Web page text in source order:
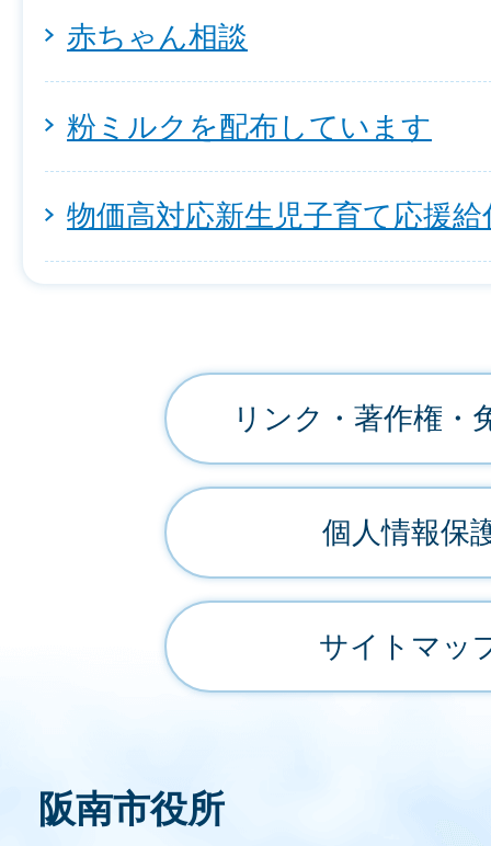
赤ちゃん相談
粉ミルクを配布しています
物価高対応新生児子育て応援
リンク・著作権・
個人情報保
サイトマッ
阪南市役所